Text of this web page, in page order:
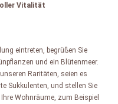
Vitalität
eintreten, begrüßen Sie
und ein Blütenmeer.
Raritäten, seien es
Sukkulenten, und stellen Sie
Wohnräume, zum Beispiel